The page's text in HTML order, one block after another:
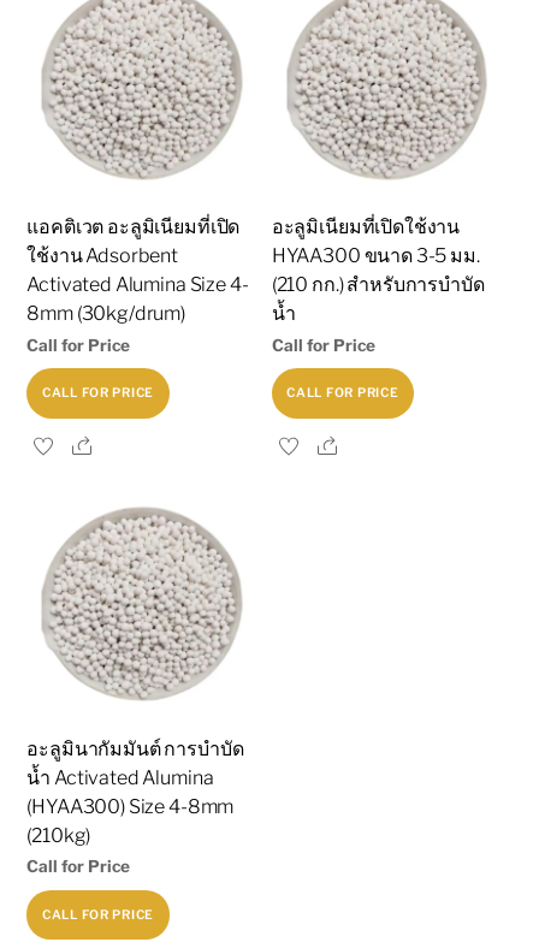
แอคติเวต อะลูมิเนียมที่เปิด
ใช้งาน Adsorbent
Activated Alumina Size 4-
8mm (30kg/drum)
Call for Price
CALL FOR PRICE
Share
อะลูมิเนียมที่เปิดใช้งาน
HYAA300 ขนาด 3-5 มม.
(210 กก.) สำหรับการบำบัด
น้ำ
Call for Price
CALL FOR PRICE
Share
อะลูมินากัมมันต์ การบำบัด
น้ำ Activated Alumina
(HYAA300) Size 4-8mm
(210kg)
Call for Price
CALL FOR PRICE